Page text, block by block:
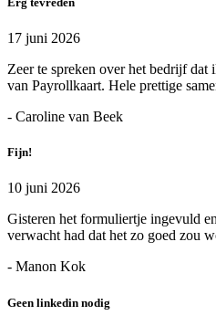
17 juni 2026
Zeer te spreken over het bedrijf
van Payrollkaart. Hele prettige
- Caroline van Beek
Fijn!
10 juni 2026
Gisteren het formuliertje ingevuld
verwacht had dat het zo goed zou
- Manon Kok
Geen linkedin nodig